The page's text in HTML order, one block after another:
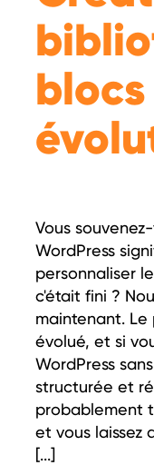
Vous
WordPress
personnaliser
c'était fini ?
maintenant.
évolué, et si
WordPress
structurée et
probablement
et vous laissez
[...]